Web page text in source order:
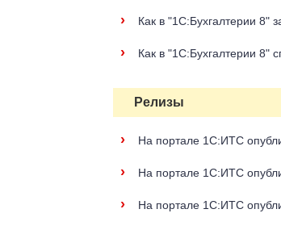
› Как в "1С:Бухгалтерии 8"
› Как в "1С:Бухгалтерии 8"
Релизы
› На портале 1С:ИТС
› На портале 1С:ИТС
› На портале 1С:ИТС